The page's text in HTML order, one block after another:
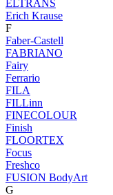
ELTRANS
Erich Krause
F
Faber-Castell
FABRIANO
Fairy
Ferrario
FILA
FILLinn
FINECOLOUR
Finish
FLOORTEX
Focus
Freshco
FUSION BodyArt
G